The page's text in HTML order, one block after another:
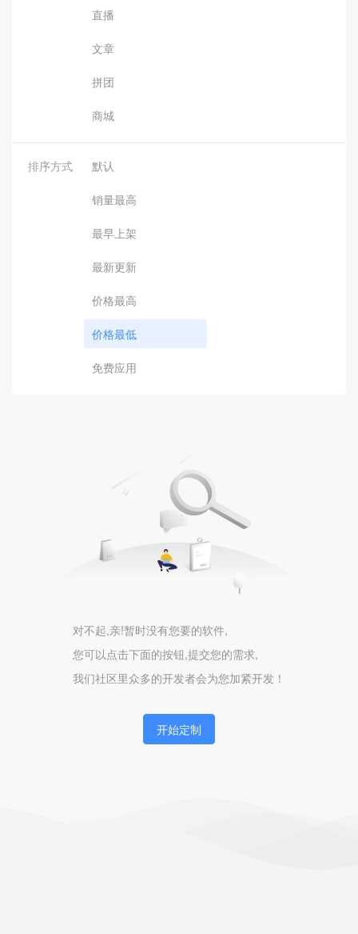
直播
文章
拼团
商城
排序方式 默认
销量最高
最早上架
最新更新
价格最高
价格最低
免费应用
对不起,亲!暂时没有您要的软件,
您可以点击下面的按钮,提交您的需求,
我们社区里众多的开发者会为您加紧开发！
开始定制